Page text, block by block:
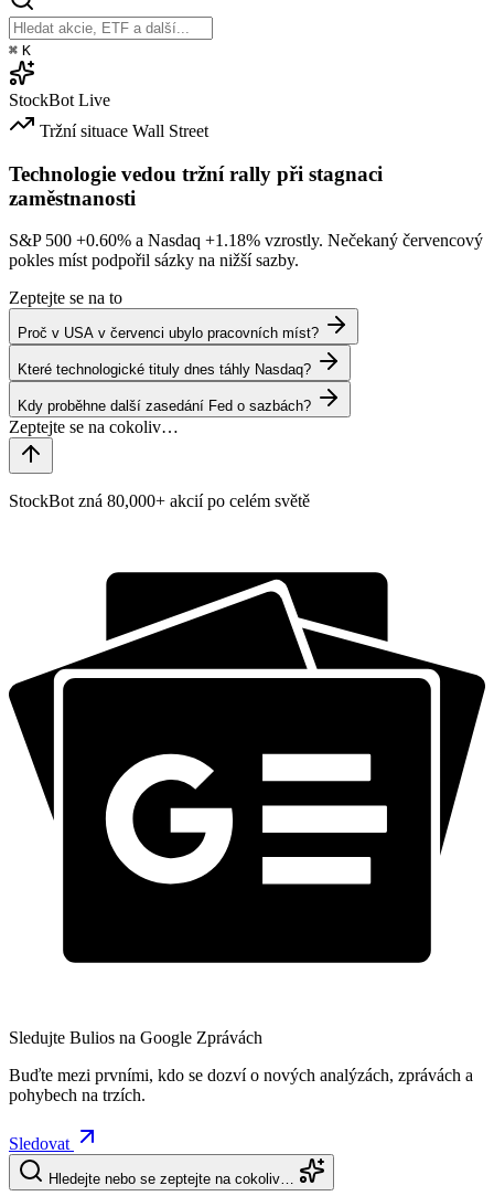
⌘ K
StockBot Live
Tržní situace Wall Street
Technologie vedou tržní rally při stagnaci
zaměstnanosti
S&P 500 +0.60% a Nasdaq +1.18% vzrostly. Nečekaný červencový
pokles míst podpořil sázky na nižší sazby.
Zeptejte se na to
Proč v USA v červenci ubylo pracovních míst?
Které technologické tituly dnes táhly Nasdaq?
Kdy proběhne další zasedání Fed o sazbách?
StockBot zná 80,000+ akcií po celém světě
Sledujte Bulios na Google Zprávách
Buďte mezi prvními, kdo se dozví o nových analýzách, zprávách a
pohybech na trzích.
Sledovat
Hledejte nebo se zeptejte na cokoliv…